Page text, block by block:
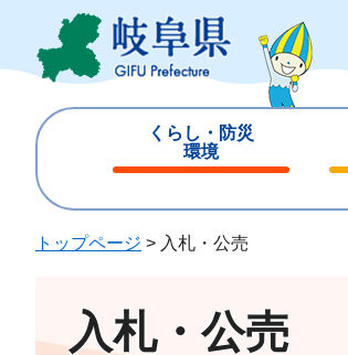
ジ
ュ
くらし・防災
環境
じ
じ
トップページ > 入札・公売
入札・公売